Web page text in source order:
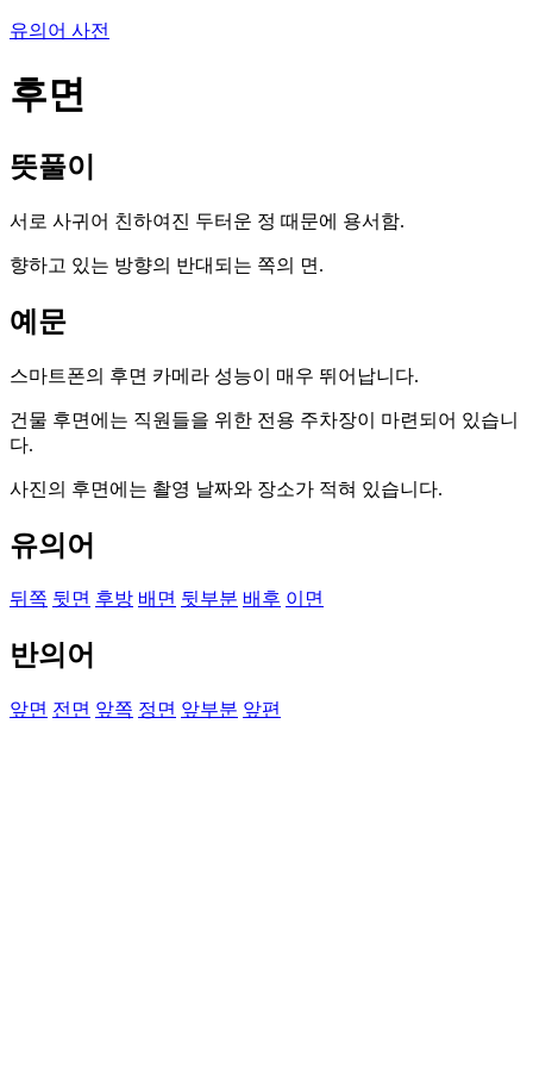
유의어 사전
후면
뜻풀이
서로 사귀어 친하여진 두터운 정 때문에 용서함.
향하고 있는 방향의 반대되는 쪽의 면.
예문
스마트폰의 후면 카메라 성능이 매우 뛰어납니다.
건물 후면에는 직원들을 위한 전용 주차장이 마련되어 있습니
다.
사진의 후면에는 촬영 날짜와 장소가 적혀 있습니다.
유의어
뒤쪽 뒷면 후방 배면 뒷부분 배후 이면
반의어
앞면 전면 앞쪽 정면 앞부분 앞편